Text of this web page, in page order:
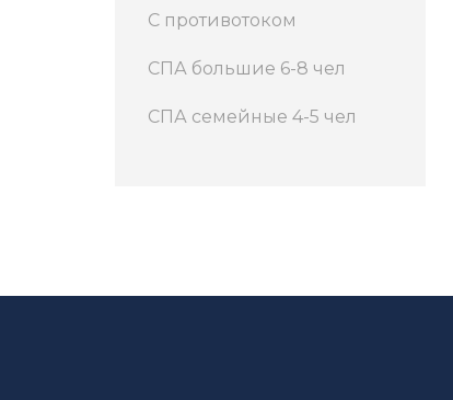
С противотоком
СПА большие 6-8 чел
СПА семейные 4-5 чел